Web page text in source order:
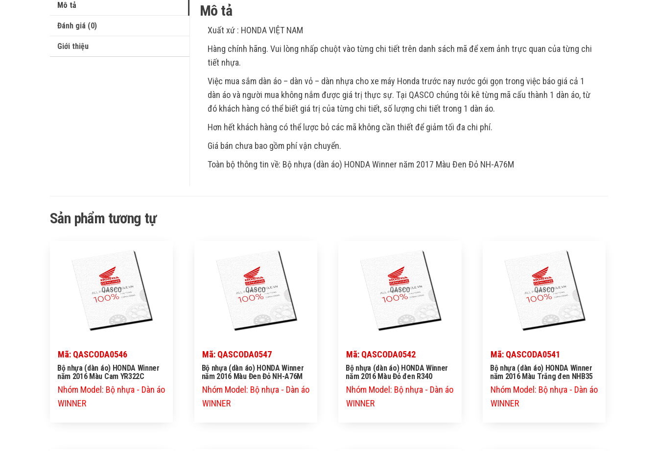
Mô tả
Đánh giá (0)
Giới thiệu
Mô tả
Xuất xứ : HONDA VIỆT NAM
Hàng chính hãng. Vui lòng nhấp chuột vào từng chi tiết trên danh sách mã để xem ảnh trực quan của từng chi
tiết nhựa.
Việc mua sắm dàn áo – dàn vỏ – dàn nhựa cho xe máy Honda trước nay nước gói gọn trong việc báo giá cả 1
dàn áo và người mua không nắm được giá trị thực sự. Tại QASCO chúng tôi kê từng mã cấu thành 1 dàn áo, từ
đó khách hàng có thể biết giá trị của từng chi tiết, số lượng chi tiết trong 1 dàn áo.
Hơn hết khách hàng có thể lược bỏ các mã không cần thiết để giảm tối đa chi phí.
Giá bán chưa bao gồm phí vận chuyển.
Toàn bộ thông tin về: Bộ nhựa (dàn áo) HONDA Winner năm 2017 Màu Đen Đỏ NH-A76M
Sản phẩm tương tự
QASCO
Mã: QASCODA0546
Bộ nhựa (dàn áo) HONDA Winner
năm 2016 Màu Cam YR322C
Nhóm Model: Bộ nhựa - Dàn áo
WINNER
QASCO
Mã: QASCODA0547
Bộ nhựa (dàn áo) HONDA Winner
năm 2016 Màu Đen Đỏ NH-A76M
Nhóm Model: Bộ nhựa - Dàn áo
WINNER
QASCO
Mã: QASCODA0542
Bộ nhựa (dàn áo) HONDA Winner
năm 2016 Màu Đỏ đen R340
Nhóm Model: Bộ nhựa - Dàn áo
WINNER
QASCO
Mã: QASCODA0541
Bộ nhựa (dàn áo) HONDA Winner
năm 2016 Màu Trắng đen NHB35
Nhóm Model: Bộ nhựa - Dàn áo
WINNER